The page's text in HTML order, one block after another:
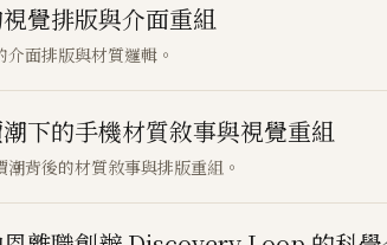
覺排版與介面重組
面排版與材質邏輯。
下的手機材質敘事與視覺重組
背後的材質敘事與排版重組。